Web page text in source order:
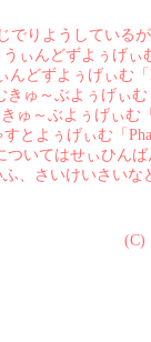
でりようしている
うぃんどずよぅげぃ
んどずよぅげぃむ「
きゅ～ぶよぅげぃむ
ゅ～ぶよぅげぃむ
とよぅげぃむ「
ついてはせぃひん
ふ、さいけいさいな
(C)